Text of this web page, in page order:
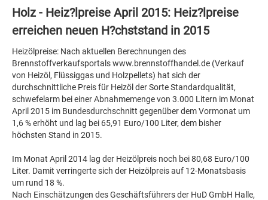
Holz - Heiz?lpreise April 2015: Heiz?lpreise
erreichen neuen H?chststand in 2015
Heizölpreise: Nach aktuellen Berechnungen des
Brennstoffverkaufsportals www.brennstoffhandel.de (Verkauf
von Heizöl, Flüssiggas und Holzpellets) hat sich der
durchschnittliche Preis für Heizöl der Sorte Standardqualität,
schwefelarm bei einer Abnahmemenge von 3.000 Litern im Monat
April 2015 im Bundesdurchschnitt gegenüber dem Vormonat um
1,6 % erhöht und lag bei 65,91 Euro/100 Liter, dem bisher
höchsten Stand in 2015.
Im Monat April 2014 lag der Heizölpreis noch bei 80,68 Euro/100
Liter. Damit verringerte sich der Heizölpreis auf 12-Monatsbasis
um rund 18 %.
Nach Einschätzungen des Geschäftsführers der HuD GmbH Halle,